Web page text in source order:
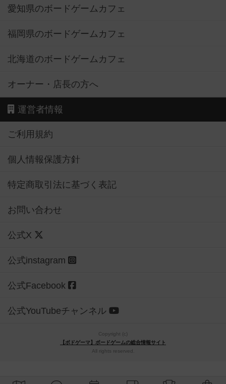
愛知県のボードゲームカフェ
福岡県のボードゲームカフェ
北海道のボードゲームカフェ
オーナー・店長の方へ
運営者情報
ご利用規約
個人情報保護方針
特定商取引法に基づく表記
お問い合わせ
公式X
公式instagram
公式Facebook
公式YouTubeチャンネル
Copyright (c)
【ボドゲーマ】ボードゲームの総合情報サイト
All rights reserved.